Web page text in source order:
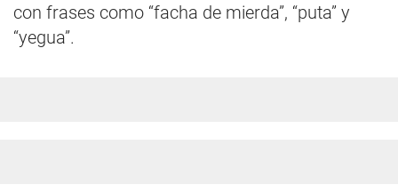
con frases como “facha de mierda”, “puta” y
“yegua”.